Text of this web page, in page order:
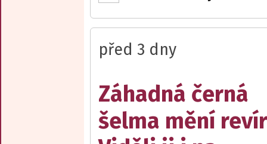
před 3 dny
Záhadná černá
šelma mění